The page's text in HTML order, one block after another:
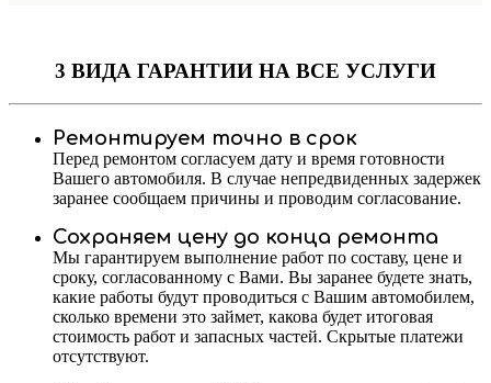
3 ВИДА ГАРАНТИИ НА ВСЕ УСЛУГИ
Ремонтируем точно в срок
Перед ремонтом согласуем дату и время готовности
Вашего автомобиля. В случае непредвиденных задержек
заранее сообщаем причины и проводим согласование.
Сохраняем цену до конца ремонта
Мы гарантируем выполнение работ по составу, цене и
сроку, согласованному с Вами. Вы заранее будете знать,
какие работы будут проводиться с Вашим автомобилем,
сколько времени это займет, какова будет итоговая
стоимость работ и запасных частей. Скрытые платежи
отсутствуют.